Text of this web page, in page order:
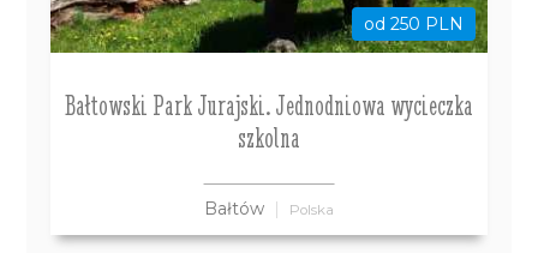
od 250 PLN
Bałtowski Park Jurajski. Jednodniowa wycieczka
szkolna
Bałtów Polska